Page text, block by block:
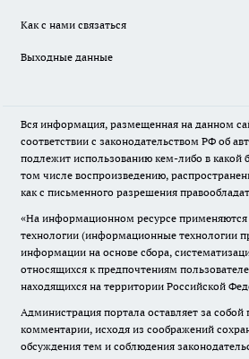
Как с нами связаться
Выходные данные
Вся информация, размещенная на данном
соответствии с законодательством РФ об
подлежит использованию кем-либо в
том числе воспроизведению,
как с письменного разрешения
«На информационном ресурсе
технологии (информационные технологии
информации на основе сбора,
относящихся к предпочтениям
находящихся на территории Российской
Администрация портала оставляет за
комментарии, исходя из соображений
обсуждения тем и соблюдения